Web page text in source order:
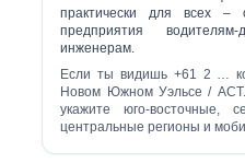
практически для всех –
предприятия
инженерам.
Если ты видишь +61 2 …
Новом Южном Уэльсе /
укажите юго-восточные,
центральные регионы и